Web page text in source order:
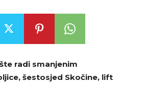
radi smanjenim
šestosjed Skočine, lift